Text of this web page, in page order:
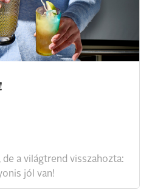
a világtrend visszahozta:
jól van!